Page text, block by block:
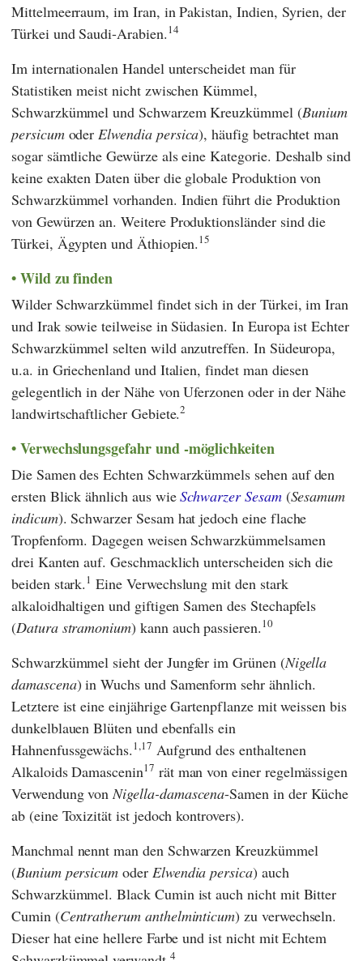
Mittelmeerraum, im Iran, in Pakistan, Indien, Syrien, der
Türkei und Saudi-Arabien.14
Im internationalen Handel unterscheidet man für
Statistiken meist nicht zwischen Kümmel,
Schwarzkümmel und Schwarzem Kreuzkümmel (Bunium
persicumoder Elwendia persica), häufig betrachtet man
sogar sämtliche Gewürze als eine Kategorie. Deshalb sind
keine exakten Daten über die globale Produktion von
Schwarzkümmel vorhanden. Indien führt die Produktion
von Gewürzen an. Weitere Produktionsländer sind die
Türkei, Ägypten und Äthiopien.15
Wild zu finden
Wilder Schwarzkümmel findet sich in der Türkei, im Iran
und Irak sowie teilweise in Südasien. In Europa ist Echter
Schwarzkümmel selten wild anzutreffen. In Südeuropa,
u.a. in Griechenland und Italien, findet man diesen
gelegentlich in der Nähe von Uferzonen oder in der Nähe
landwirtschaftlicher Gebiete.2
Verwechslungsgefahr und -möglichkeiten
Die Samen des Echten Schwarzkümmels sehen auf den
ersten Blick ähnlich aus wieSchwarzer Sesam(Sesamum
indicum). Schwarzer Sesam hat jedoch eine flache
Tropfenform. Dagegen weisen Schwarzkümmelsamen
drei Kanten auf. Geschmacklich unterscheiden sich die
beiden stark.1 Eine Verwechslung mit den stark
alkaloidhaltigen und giftigen Samen des Stechapfels
(Datura stramonium) kann auch passieren.10
Schwarzkümmel sieht der Jungfer im Grünen (Nigella
damascena) in Wuchs und Samenform sehr ähnlich.
Letztere ist eine einjährige Gartenpflanze mit weissen bis
dunkelblauen Blüten und ebenfalls ein
Hahnenfussgewächs.1,17 Aufgrund des enthaltenen
Alkaloids Damascenin17 rät man von einer regelmässigen
Verwendung vonNigella-damascena-Samen in der Küche
ab (eine Toxizität ist jedoch kontrovers).
Manchmal nennt man den Schwarzen Kreuzkümmel
(Bunium persicum oder Elwendia persica) auch
Schwarzkümmel. Black Cumin ist auch nicht mit Bitter
Cumin (Centratherum anthelminticum) zu verwechseln.
Dieser hat eine hellere Farbe und ist nicht mit Echtem
4